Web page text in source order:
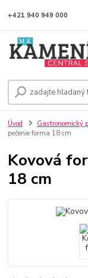
+421 940 949 000
Úvod Gastronomický
pečenie forma 18 cm
Kovová
18 cm